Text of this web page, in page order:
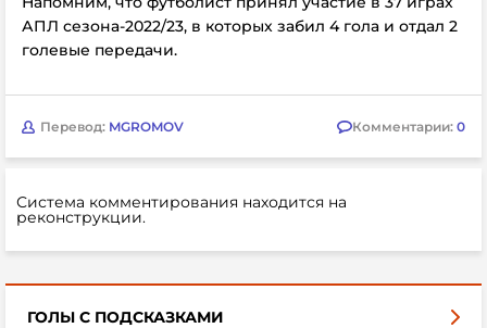
АПЛ сезона-2022/23, в которых забил 4 гола и отдал 2
голевые передачи.
Перевод: MGROMOV Комментарии: 0
Система комментирования находится на
реконструкции.
ГОЛЫ С ПОДСКАЗКАМИ